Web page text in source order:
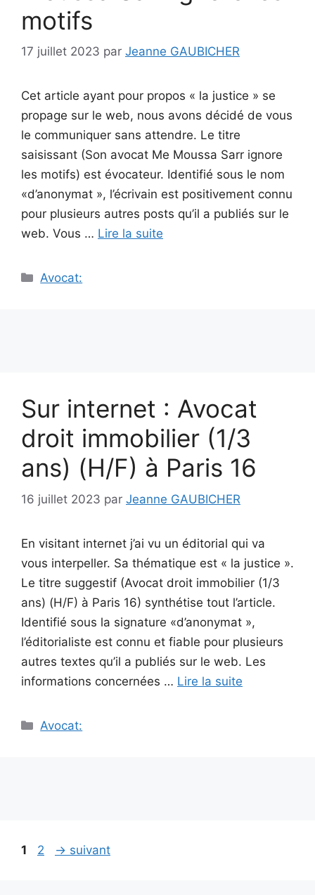
motifs
17 juillet 2023 par Jeanne GAUBICHER
Cet article ayant pour propos « la justice » se
propage sur le web, nous avons décidé de vous
le communiquer sans attendre. Le titre
saisissant (Son avocat Me Moussa Sarr ignore
les motifs) est évocateur. Identifié sous le nom
«d’anonymat », l’écrivain est positivement connu
pour plusieurs autres posts qu’il a publiés sur le
web. Vous … Lire la suite
Catégories
Avocat:
Sur internet : Avocat
droit immobilier (1/3
ans) (H/F) à Paris 16
16 juillet 2023 par Jeanne GAUBICHER
En visitant internet j’ai vu un éditorial qui va
vous interpeller. Sa thématique est « la justice ».
Le titre suggestif (Avocat droit immobilier (1/3
ans) (H/F) à Paris 16) synthétise tout l’article.
Identifié sous la signature «d’anonymat »,
l’éditorialiste est connu et fiable pour plusieurs
autres textes qu’il a publiés sur le web. Les
informations concernées … Lire la suite
Catégories
Avocat:
Navigation
Page
1 Page
2 → suivant